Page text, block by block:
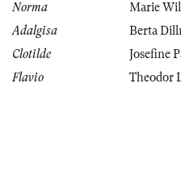
Norma
Marie
Adalgisa
Berta
Clotilde
Josefine
Flavio
Theodor